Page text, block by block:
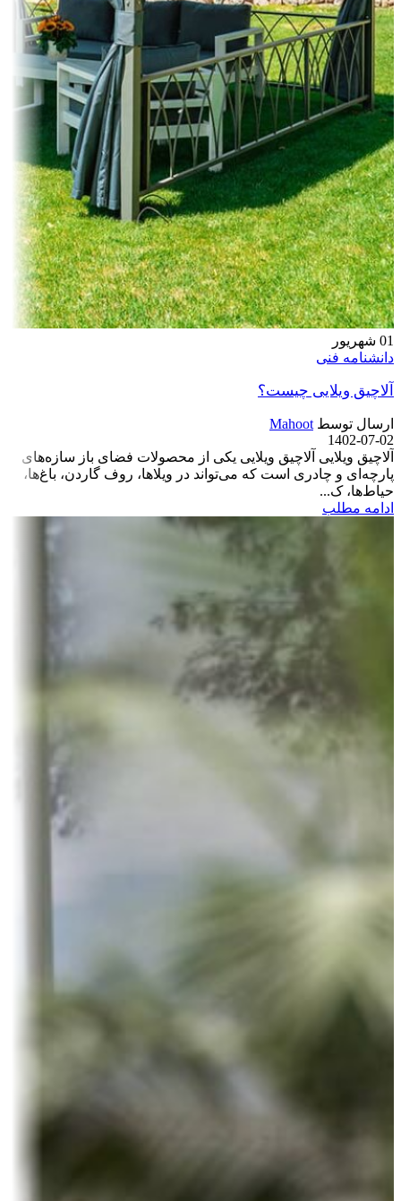
01 شهریور
دانشنامه فنی
آلاچیق ویلایی چیست؟
ارسال توسط Mahoot
1402-07-02
آلاچیق ویلایی آلاچیق ویلایی یکی از محصولات فضای باز سازه‌های
پارچه‌ای و چادری است که می‌تواند در ویلاها، روف گاردن، باغ‌ها،
حیاط‌ها، ک...
ادامه مطلب